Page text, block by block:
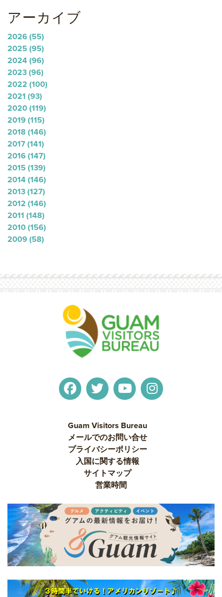
アーカイブ
2026(55)
2025 (95)
2024(96)
2023(96)
2022 (100)
2021 (93)
2020(119)
2019 (115)
2018 (146)
2017(141)
2016(147)
2015 (139)
2014(146)
2013(127)
2012 (146)
2011 (148)
2010(156)
2009 (58)
Guam Visitors Bureau
メールでのお問い合せ
プライバシーポリシー
入国に関する情報
サイトマップ
営業時間